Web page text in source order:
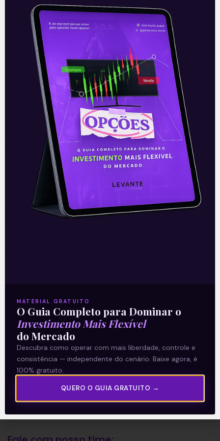
B3 e Totvs firmam acordo de
investimento
A B3 (B3SA3) e a Totvs (TOTS3)
anunciaram uma parceria nesta
segunda-feira (12), com um aporte de R$
600 milhões por parte da B3 na
Leia mais
13/07/2021
Termos e Condições
Política de Privacidade
Explore
Artigos
E Eu Com Isso?
Vídeos no Youtube
MATERIAL GRATUITO
O Guia Completo para Dominar o
Investimento Mais Flexível
do Mercado
Descubra como operar com mais liberdade, controle e
consistência — independente do cenário. Baixe agora, é
100% gratuito.
QUERO O GUIA GRATUITO →